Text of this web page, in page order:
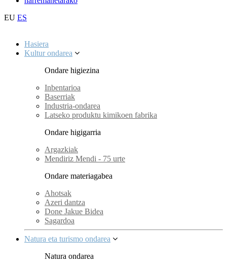
EU ES
Hasiera
Kultur ondarea
Ondare higiezina
Inbentarioa
Baserriak
Industria-ondarea
Latseko produktu kimikoen fabrika
Ondare higigarria
Argazkiak
Mendiriz Mendi - 75 urte
Ondare materiagabea
Ahotsak
Azeri dantza
Done Jakue Bidea
Sagardoa
Natura eta turismo ondarea
Natura ondarea